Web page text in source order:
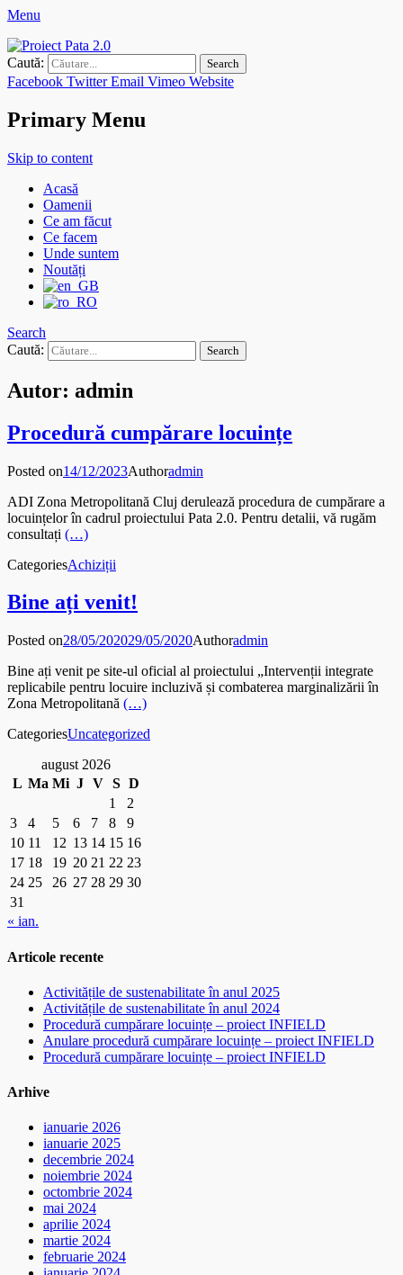
Menu
Proiect Pata 2.0
Asociaţia de Dezvoltare Intercomunitară Zona Metropolitană Cluj
Caută:
Facebook Twitter Email Vimeo Website
Primary Menu
Skip to content
Acasă
Oamenii
Ce am făcut
Ce facem
Unde suntem
Noutăți
Search
Caută:
Autor: admin
Procedură cumpărare locuințe
Posted on14/12/2023Authoradmin
ADI Zona Metropolitană Cluj derulează procedura de cumpărare a
locuințelor în cadrul proiectului Pata 2.0. Pentru detalii, vă rugăm
consultați (…)
CategoriesAchiziții
Bine ați venit!
Posted on28/05/202029/05/2020Authoradmin
Bine ați venit pe site-ul oficial al proiectului „Intervenții integrate
replicabile pentru locuire incluzivă și combaterea marginalizării în
Zona Metropolitană (…)
CategoriesUncategorized
august 2026
L Ma Mi J V S D
1
2
3
4 5 6 7 8
9
10 11 12 13 14 15 16
17 18 19 20 21 22 23
24 25 26 27 28 29 30
31
« ian.
Articole recente
Activitățile de sustenabilitate în anul 2025
Activitățile de sustenabilitate în anul 2024
Procedură cumpărare locuințe – proiect INFIELD
Anulare procedură cumpărare locuințe – proiect INFIELD
Procedură cumpărare locuințe – proiect INFIELD
Arhive
ianuarie 2026
ianuarie 2025
decembrie 2024
noiembrie 2024
octombrie 2024
mai 2024
aprilie 2024
martie 2024
februarie 2024